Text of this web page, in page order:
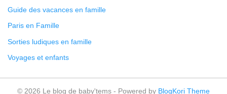
Guide des vacances en famille
Paris en Famille
Sorties ludiques en famille
Voyages et enfants
© 2026 Le blog de baby'tems - Powered by BlogKori Theme